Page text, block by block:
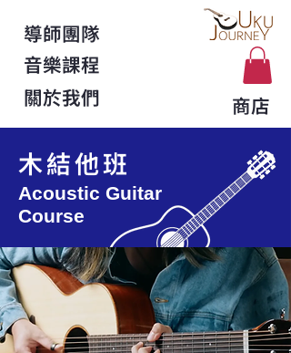
導師團隊
音樂課程
關於我們
商店
木結他班
Acoustic Guitar
Course